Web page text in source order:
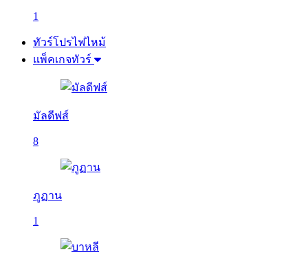
1
ทัวร์โปรไฟไหม้
แพ็คเกจทัวร์
มัลดีฟส์
8
ภูฏาน
1